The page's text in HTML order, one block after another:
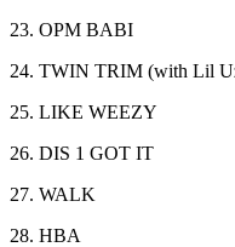
23. OPM BABI
24. TWIN TRIM (with Lil
25. LIKE WEEZY
26. DIS 1 GOT IT
27. WALK
28. HBA